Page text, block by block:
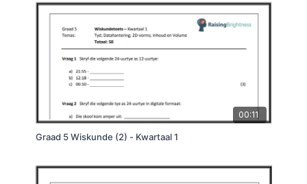
00:11
Graad 5 Wiskunde (2) - Kwartaal 1